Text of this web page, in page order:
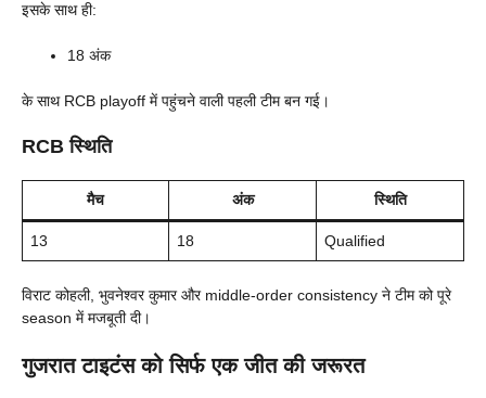
इसके साथ ही:
18 अंक
के साथ RCB playoff में पहुंचने वाली पहली टीम बन गई।
RCB स्थिति
मैच अंक स्थिति
13 18 Qualified
विराट कोहली, भुवनेश्वर कुमार और middle-order consistency ने टीम को पूरे
season में मजबूती दी।
गुजरात टाइटंस को सिर्फ एक जीत की जरूरत